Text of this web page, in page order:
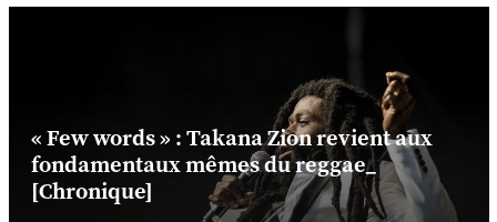
« Few words » : Takana Zion revient aux
fondamentaux mêmes du reggae_
[Chronique]